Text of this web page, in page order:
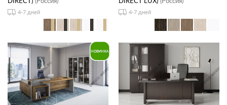
4-7 дней 4-7 дней